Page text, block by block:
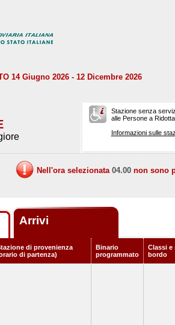
14 Giugno 2026 - 12 Dicembre 2026
Stazione senza
alle Persone a
Informazioni sulle
Nell'ora selezionata 04.00 non sono
Arrivi
di provenienza
di partenza)
Binario
programmato
Classi e
bordo